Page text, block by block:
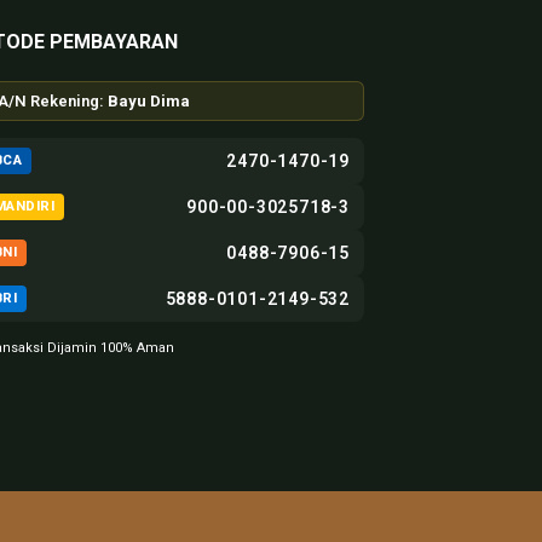
PEMBAYARAN
N Rekening: Bayu Dima
2470-1470-19
900-00-3025718-3
0488-7906-15
5888-0101-2149-532
Dijamin 100% Aman